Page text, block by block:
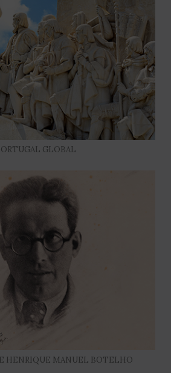
GLOBAL
HENRIQUE MANUEL BOTELHO